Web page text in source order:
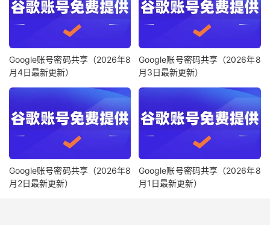
Google账号密码共享（2026年8
月4日最新更新）
Google账号密码共享（2026年8
月3日最新更新）
Google账号密码共享（2026年8
月2日最新更新）
Google账号密码共享（2026年8
月1日最新更新）